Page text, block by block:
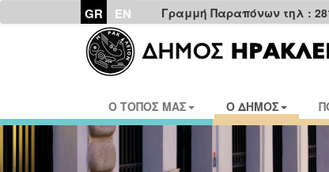
GR EN Γραμμή Παραπόνων τηλ :
Ο ΤΟΠΟΣ ΜΑΣ Ο ΔΗΜΟΣ